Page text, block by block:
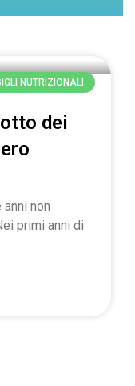
NUTRIZIONALI
dei
non
primi anni di